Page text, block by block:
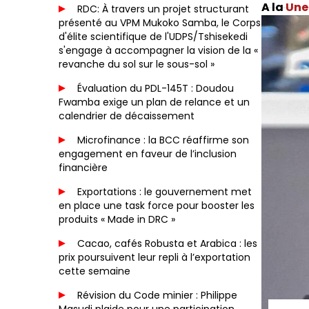
RDC: À travers un projet structurant
présenté au VPM Mukoko Samba, le Corps
d'élite scientifique de l'UDPS/Tshisekedi
s'engage à accompagner la vision de la «
revanche du sol sur le sous-sol »
Évaluation du PDL-145T : Doudou
Fwamba exige un plan de relance et un
calendrier de décaissement
Microfinance : la BCC réaffirme son
engagement en faveur de l’inclusion
financière
Exportations : le gouvernement met
en place une task force pour booster les
produits « Made in DRC »
Cacao, cafés Robusta et Arabica : les
prix poursuivent leur repli à l’exportation
cette semaine
Révision du Code minier : Philippe